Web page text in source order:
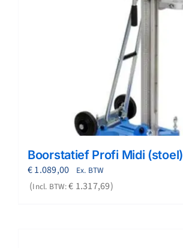
Boorstatief Profi Midi (stoel)
€1.089,00
Ex. BTW
Incl. BTW:€ 1.317,69